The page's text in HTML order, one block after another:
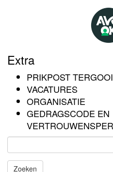
Extra
PRIKPOST TERGOOI
VACATURES
ORGANISATIE
GEDRAGSCODE EN
Zoeken